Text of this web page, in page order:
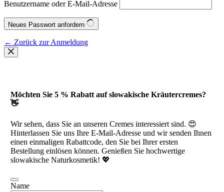
Benutzername oder E-Mail-Adresse
Neues Passwort anfordern
← Zurück zur Anmeldung
Möchten Sie 5 % Rabatt auf slowakische Kräutercremes?
👋
Wir sehen, dass Sie an unseren Cremes interessiert sind. 😍
Hinterlassen Sie uns Ihre E-Mail-Adresse und wir senden Ihnen
einen einmaligen Rabattcode, den Sie bei Ihrer ersten
Bestellung einlösen können. Genießen Sie hochwertige
slowakische Naturkosmetik! 💖
Name